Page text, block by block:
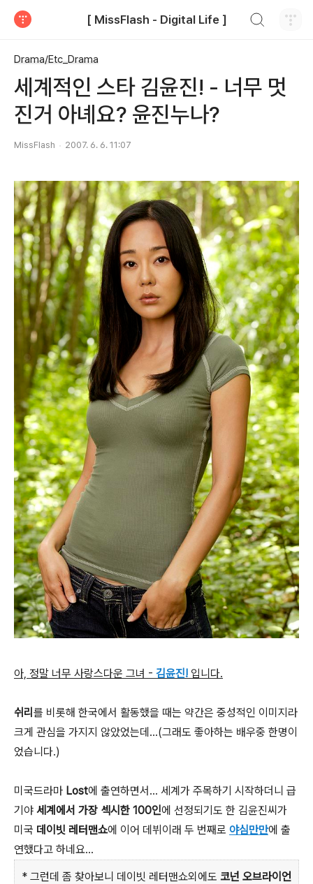
[ MissFlash - Digital Life ]
Drama/Etc_Drama
세계적인 스타 김윤진! - 너무 멋
진거 아녜요? 윤진누나?
MissFlash 2007. 6. 6. 11:07
아, 정말 너무 사랑스다운 그녀 - 김윤진! 입니다.
쉬리 를 비롯해 한국에서 활동했을 때는 약간은 중성적인 이미지라
크게 관심을 가지지 않았었는데...(그래도 좋아하는 배우중 한명이
었습니다.)
미국드라마 Lost에 출연하면서... 세계가 주목하기 시작하더니 급
기야 세계에서 가장 섹시한 100인에 선정되기도 한 김윤진씨가
미국 데이빗 레터맨쇼에 이어 데뷔이래 두 번째로 야심만만에 출
연했다고 하네요...
* 그런데 좀 찾아보니 데이빗 레터맨쇼외에도 코넌 오브라이언